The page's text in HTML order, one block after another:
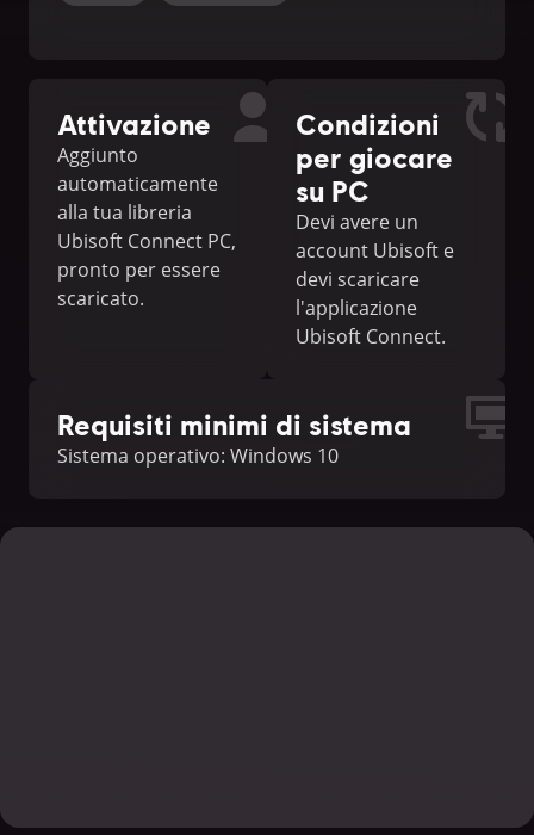
Attivazione
Aggiunto
automaticamente
alla tua libreria
Ubisoft Connect PC,
pronto per essere
scaricato.
Condizioni
per giocare
su PC
Devi avere un
account Ubisoft e
devi scaricare
l'applicazione
Ubisoft Connect.
Requisiti minimi di sistema
Sistema operativo: Windows 10